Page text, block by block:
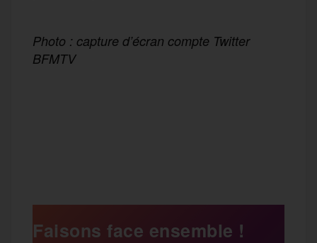
Photo : capture d’écran compte Twitter
BFMTV
s
r
Faisons face ensemble !